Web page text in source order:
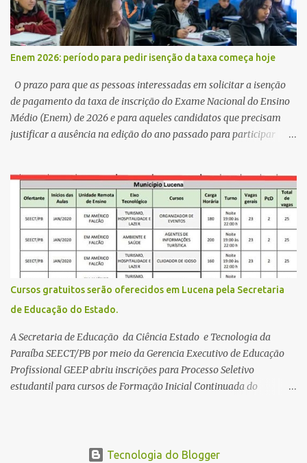
(efetivo), supervisor, Formado em Pedagogia e Biomedicina pela
UFPB. Leciona no Otto Illi, Gilberto Inácio, Ellinora Dornellas
,Escola Américo Falcão. Gerson nos contou que a idéia de disputar
a prefeitura veio de um sonho há 5 anos atrás, e também por
acreditar que o trabalho dos seus companheiros principalmente
da zona rural deve ser mais valorizado e que eles serão a Fortalez...
Enem 2026: período para pedir isenção da taxa começa hoje
O prazo para que as pessoas interessadas em solicitar a isenção
de pagamento da taxa de inscrição do Exame Nacional do Ensino
Médio (Enem) de 2026 e para aqueles candidatos que precisam
justificar a ausência na edição do ano passado para participar
eletrônico da Página do Participante do Enem com o login único
da plataforma de serviços digitais do governo federal, o Gov.br.
Direito de solicitar a isenção O Inep prevê a gratuidade na
inscrição do exame para os seguintes casos: · matriculados no 3º
ano do ensino médio em escola pública, em 2026; LEIA MAIS
Usina Cultural tem fim de semana com literatura, música e evento
solidário Governo da Paraíba empossa 1000 novos professores e
mais convocações devem ocorrer Volta às aulas 2026.1 da
Faculdade Três Marias marca início do semestre e matrículas
seguem abertas para novos alunos · es...
Cursos gratuitos serão oferecidos em Lucena pela Secretaria
de Educação do Estado.
A Secretaria de Educação da Ciência Estado e Tecnologia da
Paraíba SEECT/PB por meio da Gerencia Executivo de Educação
Profissional GEEP abriu inscrições para Processo Seletivo
estudantil para cursos de Formação Inicial Continuada do
novembro pelo site www.paraibatec.pb.gov.br . Em Lucena serão
Tecnologia do Blogger